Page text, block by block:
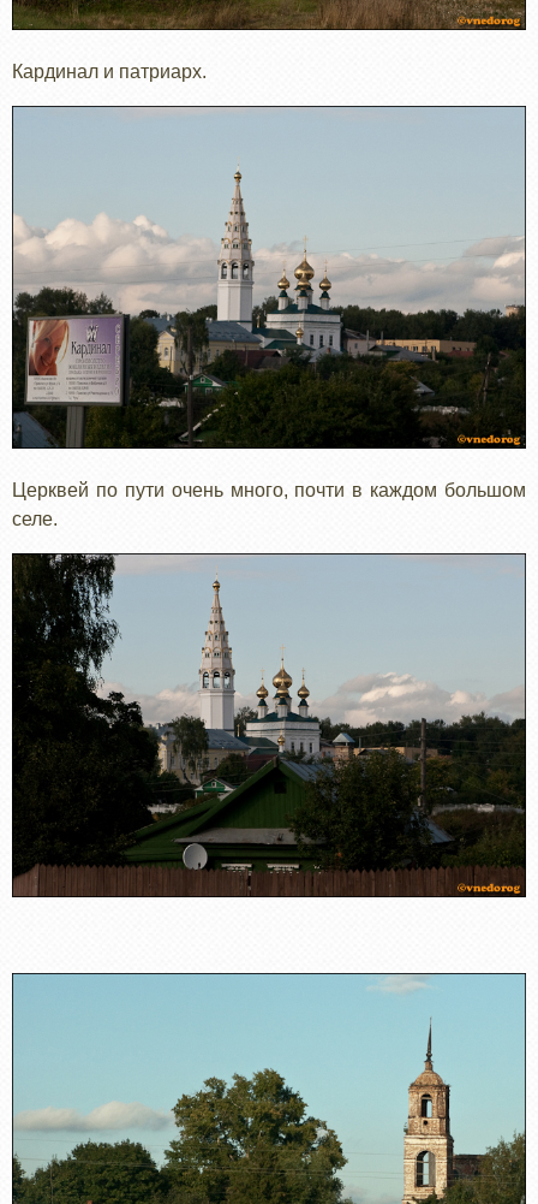
Кардинал и патриарх.
Церквей по пути очень много, почти в каждом большом
селе.